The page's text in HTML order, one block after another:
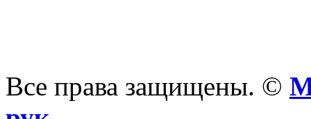
Все права защищены. ©